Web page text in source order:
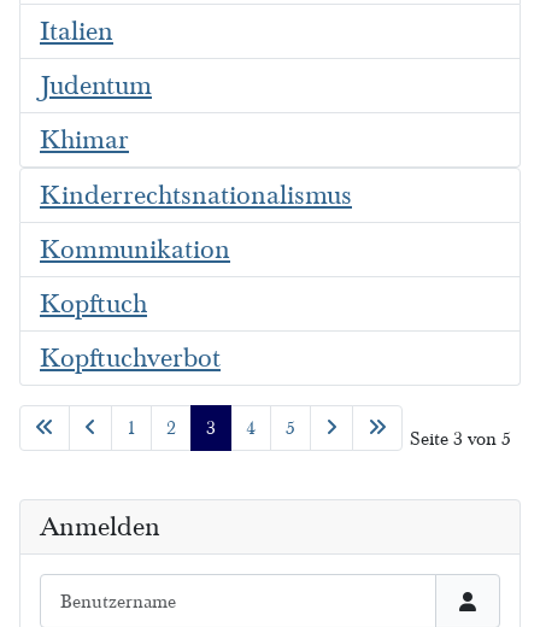
Italien
Judentum
Khimar
Kinderrechtsnationalismus
Kommunikation
Kopftuch
Kopftuchverbot
Seite 3 von 5
1 2 3 4 5
Anmelden